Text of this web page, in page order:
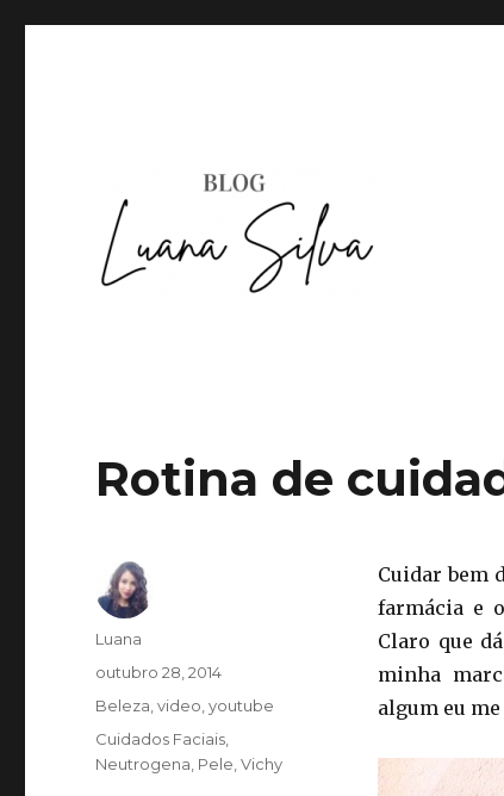
Rotina de
Cuidar bem
farmácia e
Claro que
minha
algum eu
Autor
Luana
Publicado
em
outubro 28, 2014
Categorias
Beleza ,video ,youtube
Tags
Cuidados Faciais
Neutrogena Pele ,Vichy